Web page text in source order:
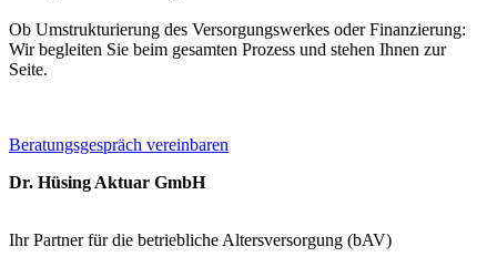
Ob Umstrukturierung des Versorgungswerkes oder Finanzierung:
Wir begleiten Sie beim gesamten Prozess und stehen Ihnen zur
Seite.
Beratungsgespräch vereinbaren
Dr. Hüsing Aktuar GmbH
Ihr Partner für die betriebliche Altersversorgung (bAV)